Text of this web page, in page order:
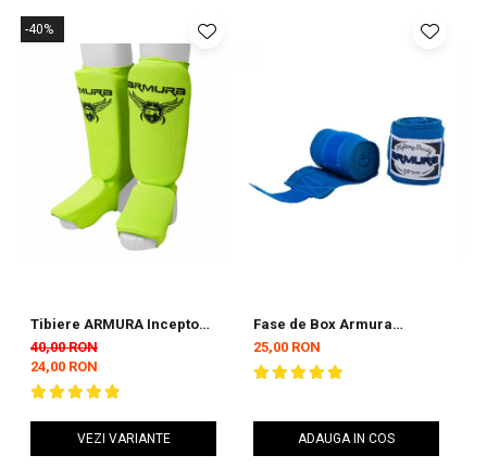
-40%
Tibiere ARMURA Inceptos
2.0 Verzi
40,00 RON
24,00 RON
VEZI VARIANTE
Fase de Box Armura
Inceptos 3 metri Albastre
25,00 RON
ADAUGA IN COS